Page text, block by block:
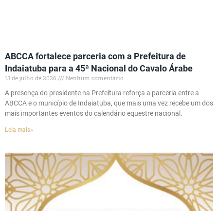
ABCCA fortalece parceria com a Prefeitura de
Indaiatuba para a 45ª Nacional do Cavalo Árabe
13 de julho de 2026
Nenhum comentário
A presença do presidente na Prefeitura reforça a parceria entre a
ABCCA e o município de Indaiatuba, que mais uma vez recebe um dos
mais importantes eventos do calendário equestre nacional.
Leia mais»